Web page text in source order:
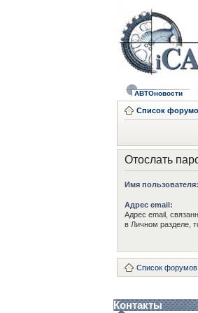
АВТОновости
Список
Отослать
Имя пользователя:
Адрес email:
Адрес email,
в Личном разделе,
Список форумов
Контакты